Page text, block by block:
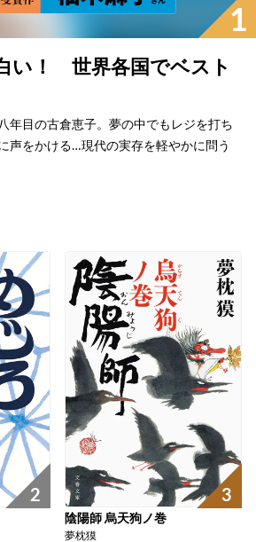
1
い！ 世界各国でベスト
年目の古倉恵子。夢の中でもレジを打ち
声をかける…現代の実存を軽やかに問う
2 3
陰陽師 烏天狗ノ巻
夢枕獏